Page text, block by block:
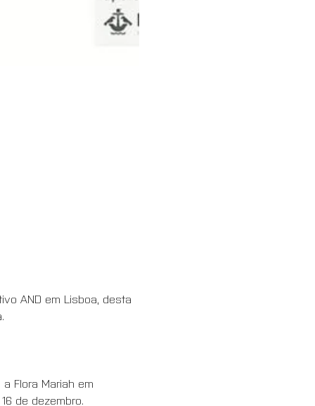
AND em Lisboa, desta
Flora Mariah em
de dezembro.